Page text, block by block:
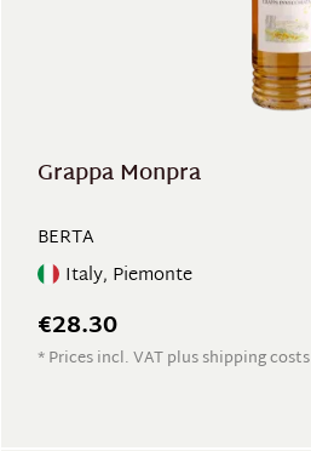
Grappa Monpra
BERTA
Italy, Piemonte
€28.30
* Prices incl. VAT plus shipping costs